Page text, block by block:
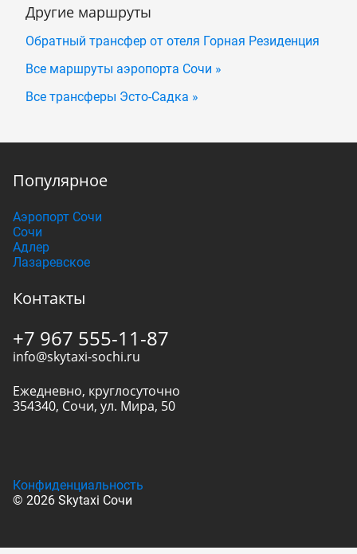
Другие маршруты
Обратный трансфер от отеля Горная Резиденция
Все маршруты аэропорта Сочи »
Все трансферы Эсто-Садка »
Популярное
Аэропорт Сочи
Сочи
Адлер
Лазаревское
Контакты
+7 967 555-11-87
info@skytaxi-sochi.ru
Ежедневно, круглосуточно
354340, Сочи, ул. Мира, 50
© 2026 Skytaxi Сочи
Конфиденциальность